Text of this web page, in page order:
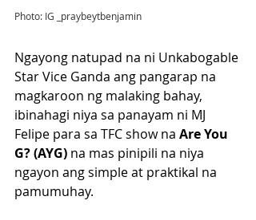
Photo: IG _praybeytbenjamin
Ngayong natupad na ni Unkabogable
Star Vice Ganda ang pangarap na
magkaroon ng malaking bahay,
ibinahagi niya sa panayam ni MJ
Felipe para sa TFC show na Are You
G? (AYG) na mas pinipili na niya
ngayon ang simple at praktikal na
pamumuhay.